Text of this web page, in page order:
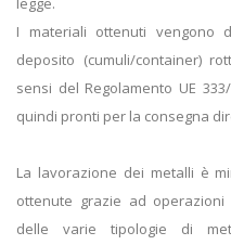
I materiali ottenuti vengono
deposito (cumuli/container)
sensi del Regolamento UE
quindi pronti per la consegna
La lavorazione dei metalli è
ottenute grazie ad
delle varie tipologie di